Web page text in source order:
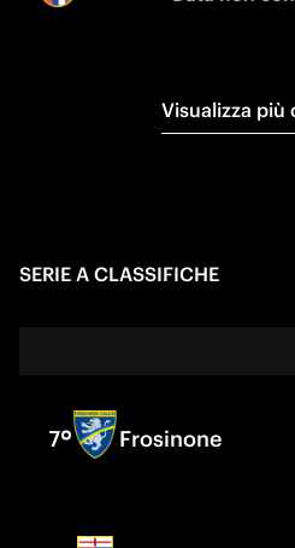
Visualizza più
SERIE A CLASSIFICHE
7 Frosinone